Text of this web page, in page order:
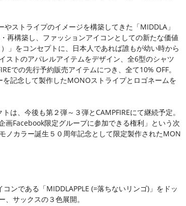
ストライプのイメージを構築してきた「MIDDLA」
再構築し、ファッションアイコンとしての新たな価値
」をコンセプトに、日本人であれば誰もが幼い時から
トのアパレルアイテムをデザイン、全6型のシャツ
での先行予約販売アイテムにつき、全て10% OFF。
記念して製作したMONOストライプとロゴネームを
、今後も第２弾～３弾とCAMPFIREにて継続予定。
Facebook限定グループに参加できる権利」という次
ノカラー誕生５０周年記念として限定製作されたMON
ンである「MIDDLAPPLE (=落ちないリンゴ)」をドッ
サックスの３色展開。